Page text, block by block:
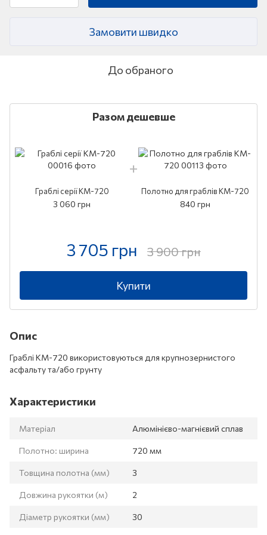
Замовити швидко
До обраного
Разом дешевше
Граблі серії KM-720
3 060 грн
Полотно для граблів KM-720
840 грн
3 705 грн 3 900 грн
Купити
Опис
Граблі KM-720 використовуються для крупнозернистого
асфальту та/або грунту
Характеристики
Матеріал Алюмінієво-магнієвий сплав
Полотно: ширина 720 мм
Товщина полотна (мм) 3
Довжина рукоятки (м) 2
Діаметр рукоятки (мм) 30